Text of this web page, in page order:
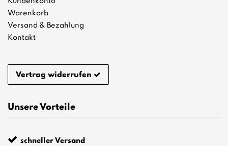
Warenkorb
Versand & Bezahlung
Kontakt
Vertrag widerrufen
Unsere Vorteile
schneller Versand